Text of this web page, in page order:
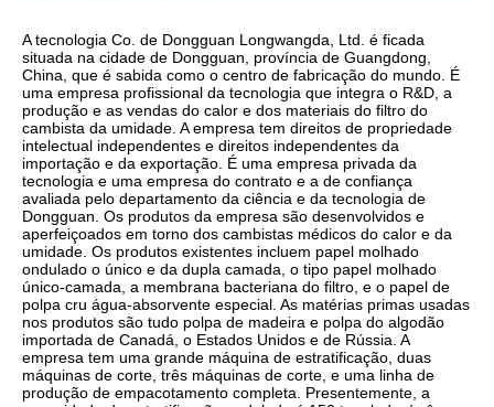
A tecnologia Co. de Dongguan Longwangda, Ltd. é ficada
situada na cidade de Dongguan, província de Guangdong,
China, que é sabida como o centro de fabricação do mundo. É
uma empresa profissional da tecnologia que integra o R&D, a
produção e as vendas do calor e dos materiais do filtro do
cambista da umidade. A empresa tem direitos de propriedade
intelectual independentes e direitos independentes da
importação e da exportação. É uma empresa privada da
tecnologia e uma empresa do contrato e a de confiança
avaliada pelo departamento da ciência e da tecnologia de
Dongguan. Os produtos da empresa são desenvolvidos e
aperfeiçoados em torno dos cambistas médicos do calor e da
umidade. Os produtos existentes incluem papel molhado
ondulado o único e da dupla camada, o tipo papel molhado
único-camada, a membrana bacteriana do filtro, e o papel de
polpa cru água-absorvente especial. As matérias primas usadas
nos produtos são tudo polpa de madeira e polpa do algodão
importada de Canadá, o Estados Unidos e de Rússia. A
empresa tem uma grande máquina de estratificação, duas
máquinas de corte, três máquinas de corte, e uma linha de
produção de empacotamento completa. Presentemente, a